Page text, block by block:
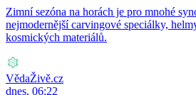
Zimní sezóna na horách je pro mnohé
nejmodernější carvingové speciálky,
kosmických materiálů.
VědaŽivě.cz
dnes, 06:22